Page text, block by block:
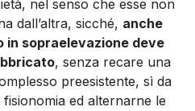
nel senso che esse non
dall’altra, sicché, anche
sopraelevazione deve
, senza recare una
preesistente, sì da
fisionomia ed alternarne le